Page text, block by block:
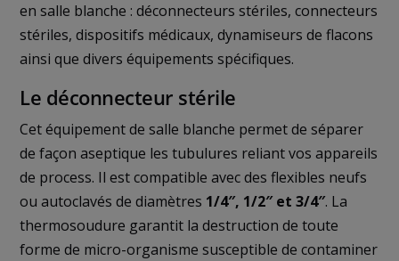
en salle blanche : déconnecteurs stériles, connecteurs
stériles, dispositifs médicaux, dynamiseurs de flacons
ainsi que divers équipements spécifiques.
Le déconnecteur stérile
Cet équipement de salle blanche permet de séparer
de façon aseptique les tubulures reliant vos appareils
de process. Il est compatible avec des flexibles neufs
ou autoclavés de diamètres 1/4″, 1/2″ et 3/4″. La
thermosoudure garantit la destruction de toute
forme de micro-organisme susceptible de contaminer